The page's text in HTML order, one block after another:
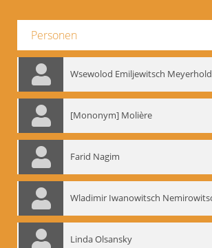
Personen
Wsewolod Emiljewitsch Meyerhold
[Mononym] Molière
Farid Nagim
Linda Olsansky